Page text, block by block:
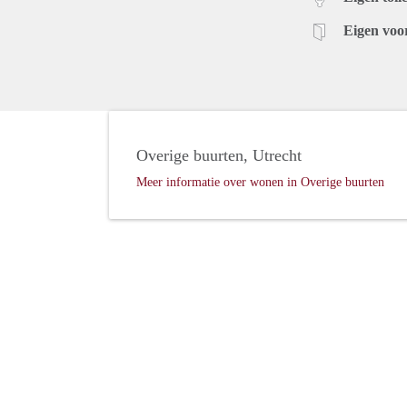
Eigen
Overige buurten, Utrecht
Meer informatie over wonen in Overige buurten